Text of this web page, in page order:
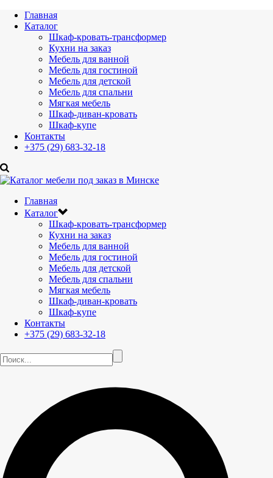
Главная
Каталог
Шкаф-кровать-трансформер
Кухни на заказ
Мебель для ванной
Мебель для гостиной
Мебель для детской
Мебель для спальни
Мягкая мебель
Шкаф-диван-кровать
Шкаф-купе
Контакты
+375 (29) 683-32-18
Главная
Каталог
Шкаф-кровать-трансформер
Кухни на заказ
Мебель для ванной
Мебель для гостиной
Мебель для детской
Мебель для спальни
Мягкая мебель
Шкаф-диван-кровать
Шкаф-купе
Контакты
+375 (29) 683-32-18